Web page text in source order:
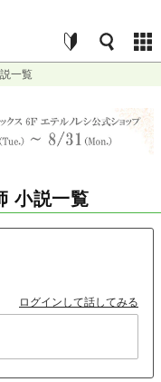
一覧
小説一覧
ログインして話してみる